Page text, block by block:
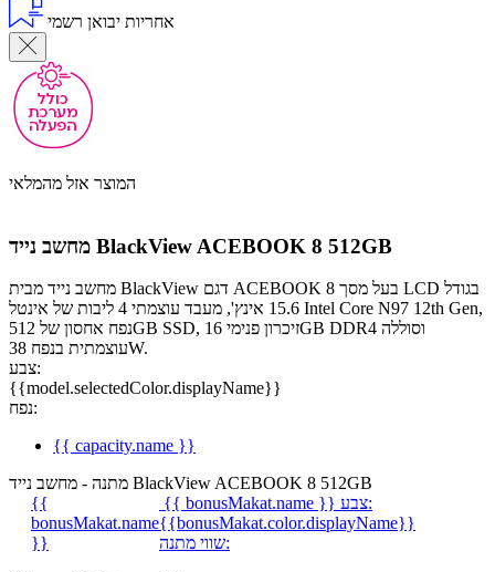
אחריות יבואן רשמי
המוצר אזל מהמלאי
מחשב נייד BlackView ACEBOOK 8 512GB
מחשב נייד מבית BlackView דגם ACEBOOK 8 בעל מסך LCD בגודל
15.6 אינץ', מעבד עוצמתי 4 ליבות של אינטל Intel Core N97 12th Gen,
נפח אחסון של 512GB SSD, זיכרון פנימי 16GB DDR4 וסוללה
עוצמתית בנפח 38W.
צבע:
{{model.selectedColor.displayName}}
נפח:
{{ capacity.name }}
מתנה - מחשב נייד BlackView ACEBOOK 8 512GB
{{
bonusMakat.name
}}
{{ bonusMakat.name }}
צבע:
{{bonusMakat.color.displayName}}
שווי מתנה: